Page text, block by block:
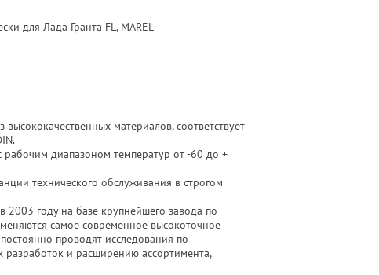
для Лада Гранта FL, MAREL
материалов, соответствует
рабочим диапазоном температур от -60 до +
технического обслуживания в строгом
2003 году на базе крупнейшего завода по
самое современное высокоточное
проводят исследования по
и расширению ассортимента,